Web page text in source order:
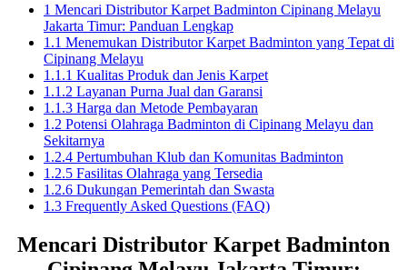
1 Mencari Distributor Karpet Badminton Cipinang Melayu
Jakarta Timur: Panduan Lengkap
1.1 Menemukan Distributor Karpet Badminton yang Tepat di
Cipinang Melayu
1.1.1 Kualitas Produk dan Jenis Karpet
1.1.2 Layanan Purna Jual dan Garansi
1.1.3 Harga dan Metode Pembayaran
1.2 Potensi Olahraga Badminton di Cipinang Melayu dan
Sekitarnya
1.2.4 Pertumbuhan Klub dan Komunitas Badminton
1.2.5 Fasilitas Olahraga yang Tersedia
1.2.6 Dukungan Pemerintah dan Swasta
1.3 Frequently Asked Questions (FAQ)
Mencari Distributor Karpet Badminton